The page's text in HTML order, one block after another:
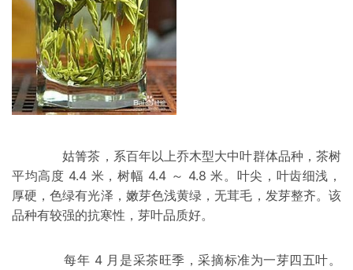
姑箐茶，系百年以上乔木型大中叶群体品种，茶树
平均高度 4.4 米，树幅 4.4 ～ 4.8 米。叶尖，叶齿细浅，
厚硬，色绿有光泽，嫩芽色浅黄绿，无茸毛，发芽整齐。该
品种有较强的抗寒性，芽叶品质好。
每年 4 月是采茶旺季，采摘标准为一芽四五叶。